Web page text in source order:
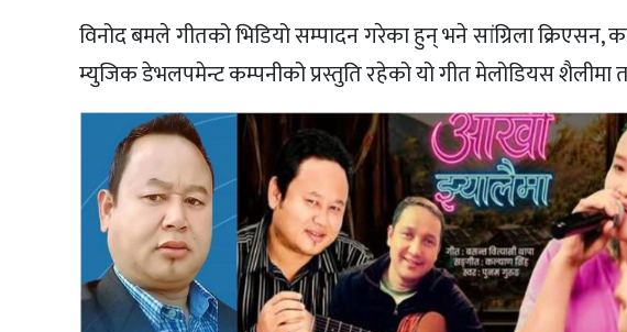
विनोद बमले गीतको भिडियो सम्पादन गरेका हुन् भने सांग्रिला क्रिएसन,
म्युजिक डेभलपमेन्ट कम्पनीको प्रस्तुति रहेको यो गीत मेलोडियस शैलीमा